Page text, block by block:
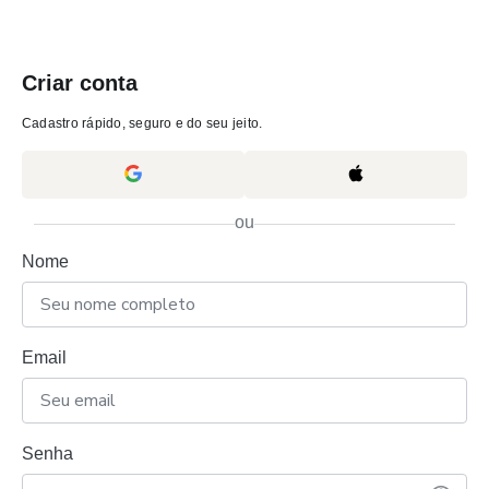
Criar conta
Cadastro rápido, seguro e do seu jeito.
ou
Nome
Email
Senha